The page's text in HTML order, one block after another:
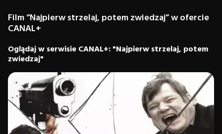
Film “Najpierw strzelaj, potem zwiedzaj” w ofercie
CANAL+
Oglądaj w serwisie CANAL+: "Najpierw strzelaj, potem
zwiedzaj"